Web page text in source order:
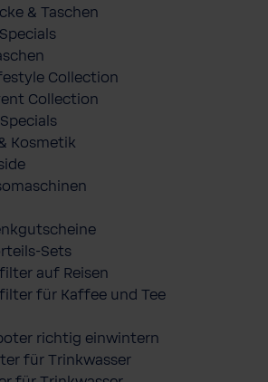
& Taschen
Collection
Collection
Kosmetik
Sets
auf Reisen
für Kaffee und Tee
richtig einwintern
für Trinkwasser